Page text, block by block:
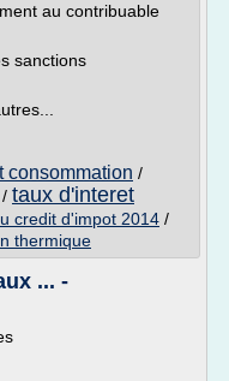
au contribuable
sanctions
consommation /
/ taux d'interet
credit d'impot 2014 /
thermique
... -